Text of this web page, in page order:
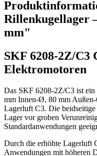
Rillenkugellager
mm"
SKF 6208-2Z/C3
Elektromotoren
Das SKF 6208-2Z/C3 ist
mm Innen-Ø, 80 mm
Lagerluft C3. Die
Lager vor groben
Standardanwendungen
Durch die erhöhte Lagerluft
Anwendungen mit höheren